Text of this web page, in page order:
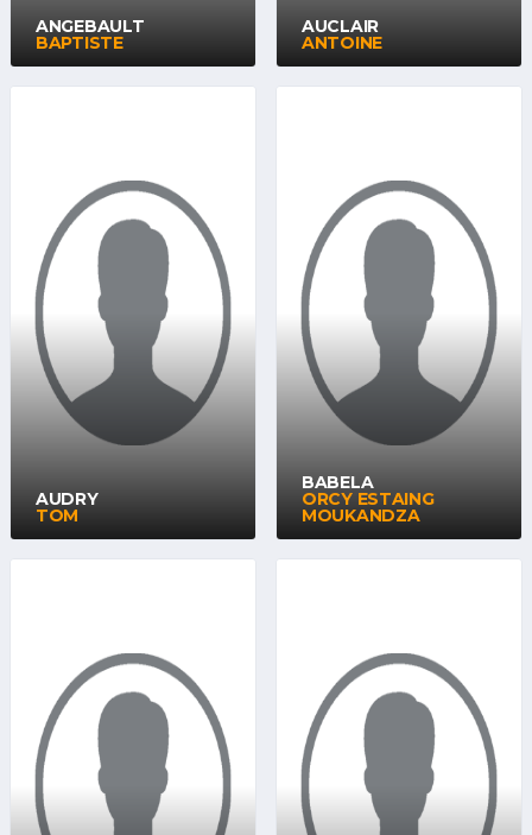
ANGEBAULT
BAPTISTE
AUCLAIR
ANTOINE
AUDRY
TOM
BABELA
ORCY ESTAING
MOUKANDZA